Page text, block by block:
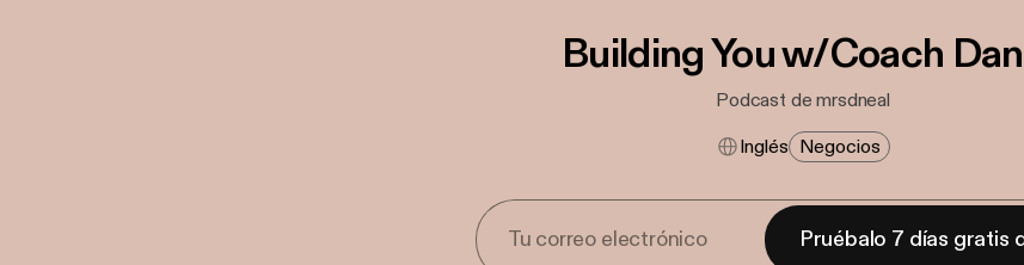
Building You w/Coach
Podcast de mrsdneal
Inglés Negocios
Pruébalo 7 días gratis